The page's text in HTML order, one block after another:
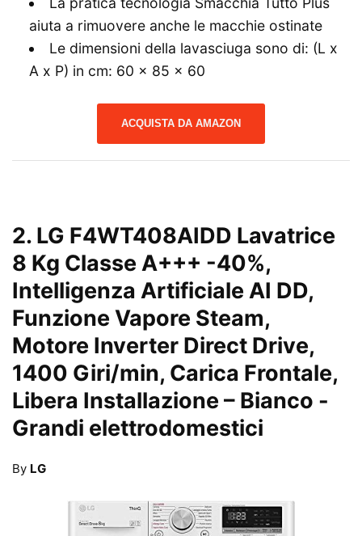
aiuta a rimuovere anche le macchie ostinate
Le dimensioni della lavasciuga sono di: (L x
A x P) in cm: 60 x 85 x 60
ACQUISTA DA AMAZON
2. LG F4WT408AIDD Lavatrice
8 Kg Classe A+++ -40%,
Intelligenza Artificiale AI DD,
Funzione Vapore Steam,
Motore Inverter Direct Drive,
1400 Giri/min, Carica Frontale,
Libera Installazione – Bianco -
Grandi elettrodomestici
By LG